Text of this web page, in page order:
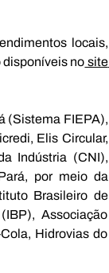
locais,
disponíveis no site
(Sistema FIEPA),
Elis Circular,
Indústria (CNI),
por meio da
Brasileiro de
Associação
Hidrovias do